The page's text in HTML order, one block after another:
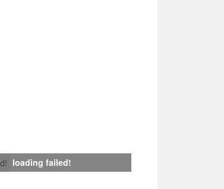
loading failed!